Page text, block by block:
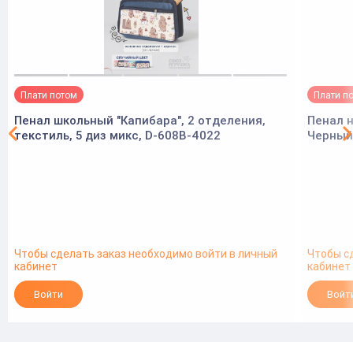
Плати потом
Пенал школьный "Капибара", 2 отделения,
текстиль, 5 диз микс, D-608B-4022
Чтобы сделать заказ необходимо войти в личный
кабинет
Войти
Плати
Пенал
Чтобы
кабинет